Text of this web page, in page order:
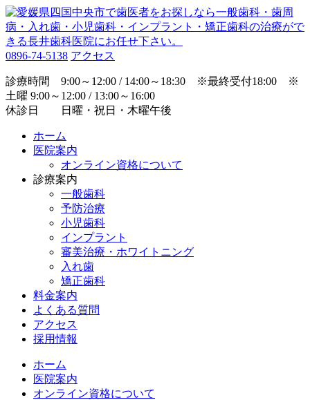
0896-74-5138 アクセス
診療時間 9:00～12:00 / 14:00～18:30 ※最終受付18:00 ※
土曜 9:00～12:00 / 13:00～16:00
休診日 日曜・祝日・木曜午後
ホーム
医院案内
オンライン資格について
診療案内
一般歯科
予防治療
小児歯科
インプラント
審美治療・ホワイトニング
入れ歯
矯正歯科
料金案内
よくある質問
アクセス
採用情報
ホーム
医院案内
オンライン資格について